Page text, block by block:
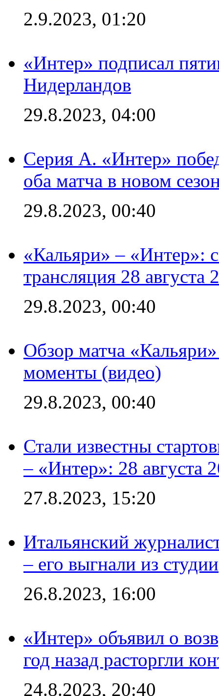
2.9.2023, 01:20
«Интер» подписал
Нидерландов
29.8.2023, 04:00
Серия А. «Интер»
оба матча в новом
29.8.2023, 00:40
«Кальяри» – «Интер»:
трансляция 28 августа
29.8.2023, 00:40
Обзор матча
моменты (видео)
29.8.2023, 00:40
Стали известны
– «Интер»: 28 августа
27.8.2023, 15:20
Итальянский
– его выгнали из студии
26.8.2023, 16:00
«Интер» объявил о
год назад расторгли
24.8.2023, 20:40